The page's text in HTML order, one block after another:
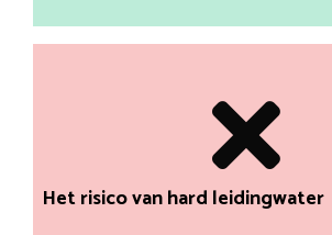
Het risico van hard leidingwater